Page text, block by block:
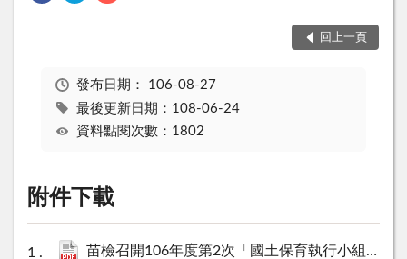
回上一頁
發布日期： 106-08-27
最後更新日期：108-06-24
資料點閱次數：1802
附件下載
苗檢召開106年度第2次「國土保育執行小組」暨環保、國土保育平台會議新聞稿.pdf